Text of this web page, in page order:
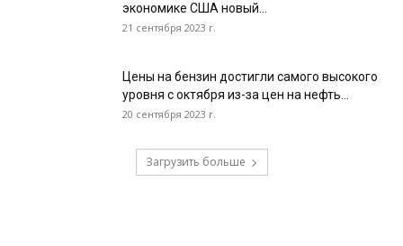
экономике США новый...
21 сентября 2023 г.
Цены на бензин достигли самого высокого
уровня с октября из-за цен на нефть...
20 сентября 2023 г.
Загрузить больше